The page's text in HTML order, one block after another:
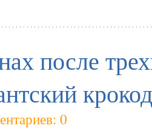
после
0